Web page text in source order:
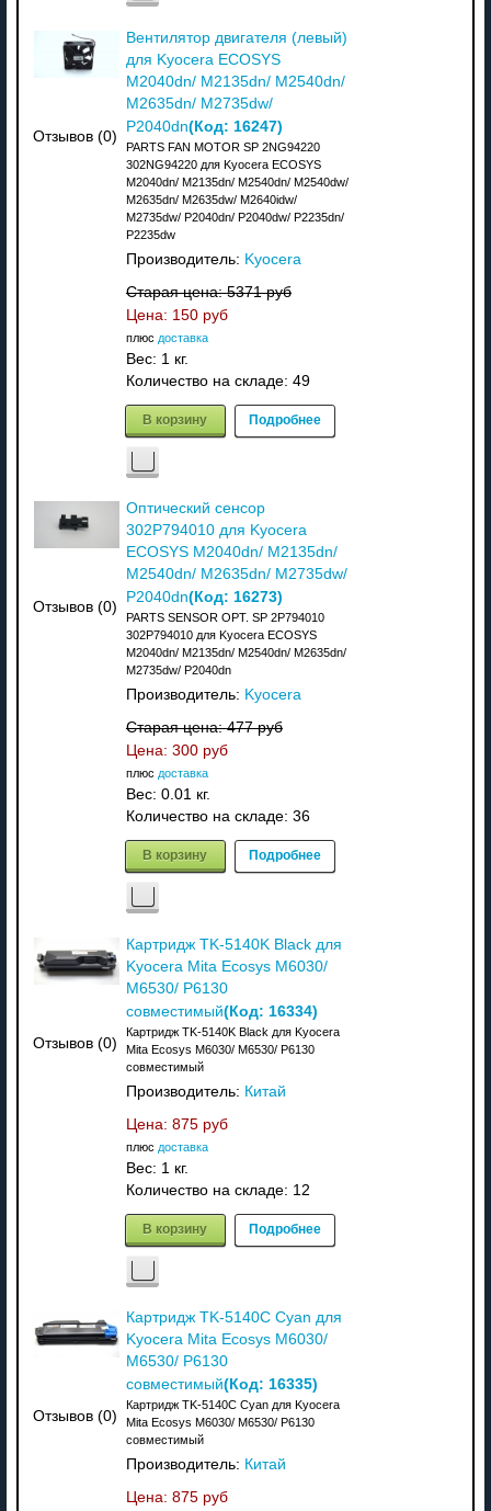
Отзывов (0)
Вентилятор двигателя (левый)
для Kyocera ECOSYS
M2040dn/ M2135dn/ M2540dn/
M2635dn/ M2735dw/
P2040dn(Код: 16247)
PARTS FAN MOTOR SP 2NG94220
302NG94220 для Kyocera ECOSYS
M2040dn/ M2135dn/ M2540dn/ M2540dw/
M2635dn/ M2635dw/ M2640idw/
M2735dw/ P2040dn/ P2040dw/ P2235dn/
P2235dw
Производитель: Kyocera
Старая цена:5371 руб
Цена: 150 руб
плюс доставка
Вес: 1 кг.
Количество на складе: 49
В корзину Подробнее
Отзывов (0)
Оптический сенсор
302P794010 для Kyocera
ECOSYS M2040dn/ M2135dn/
M2540dn/ M2635dn/ M2735dw/
P2040dn(Код: 16273)
PARTS SENSOR OPT. SP 2P794010
302P794010 для Kyocera ECOSYS
M2040dn/ M2135dn/ M2540dn/ M2635dn/
M2735dw/ P2040dn
Производитель: Kyocera
Старая цена:477 руб
Цена: 300 руб
плюс доставка
Вес: 0.01 кг.
Количество на складе: 36
В корзину Подробнее
Отзывов (0)
Картридж TK-5140K Black для
Kyocera Mita Ecosys M6030/
M6530/ P6130
совместимый(Код: 16334)
Картридж TK-5140K Black для Kyocera
Mita Ecosys M6030/ M6530/ P6130
совместимый
Производитель: Китай
Цена: 875 руб
плюс доставка
Вес: 1 кг.
Количество на складе: 12
В корзину Подробнее
Отзывов (0)
Картридж TK-5140C Cyan для
Kyocera Mita Ecosys M6030/
M6530/ P6130
совместимый(Код: 16335)
Картридж TK-5140C Cyan для Kyocera
Mita Ecosys M6030/ M6530/ P6130
совместимый
Производитель: Китай
Цена: 875 руб